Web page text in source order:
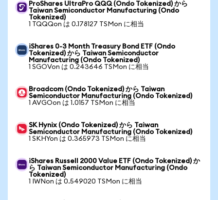
ProShares UltraPro QQQ (Ondo Tokenized) から
Taiwan Semiconductor Manufacturing (Ondo
Tokenized)
1 TQQQon は 0.178127 TSMon に相当
iShares 0-3 Month Treasury Bond ETF (Ondo
Tokenized) から Taiwan Semiconductor
Manufacturing (Ondo Tokenized)
1 SGOVon は 0.243646 TSMon に相当
Broadcom (Ondo Tokenized) から Taiwan
Semiconductor Manufacturing (Ondo Tokenized)
1 AVGOon は 1.0157 TSMon に相当
SK Hynix (Ondo Tokenized) から Taiwan
Semiconductor Manufacturing (Ondo Tokenized)
1 SKHYon は 0.365973 TSMon に相当
iShares Russell 2000 Value ETF (Ondo Tokenized) か
ら Taiwan Semiconductor Manufacturing (Ondo
Tokenized)
1 IWNon は 0.549020 TSMon に相当